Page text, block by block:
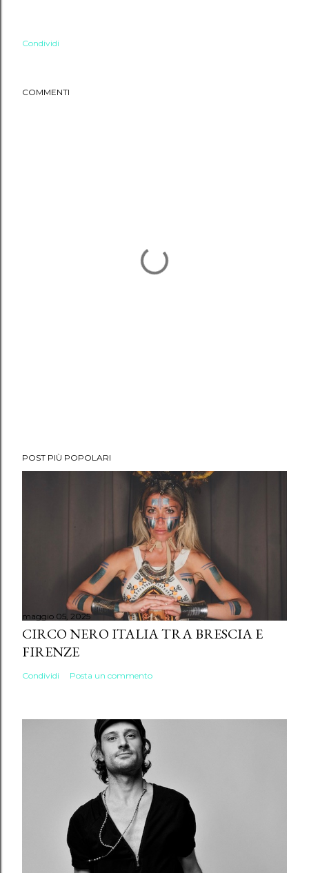
Condividi
COMMENTI
POST PIÙ POPOLARI
maggio 05, 2025
CIRCO NERO ITALIA TRA BRESCIA E
FIRENZE
Condividi Posta un commento